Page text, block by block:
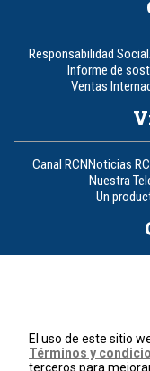
Responsabilidad Social
Informe de
Ventas
Canal RCNNoticias
Nuestra
Un
El uso de este sitio
Términos y
terceros para